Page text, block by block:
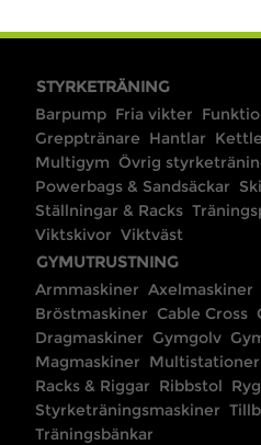
STYRKETRÄNING
Barpump Fria vikter
Grepptränare Hantlar
Multigym Övrig
Powerbags & Sandsäckar
Ställningar & Racks
Viktskivor Viktväst
GYMUTRUSTNING
Armmaskiner Axelmaskiner
Bröstmaskiner Cable Cross
Dragmaskiner Gymgolv
Magmaskiner
Racks & Riggar Ribbstol
Styrketräningsmaskiner
Träningsbänkar